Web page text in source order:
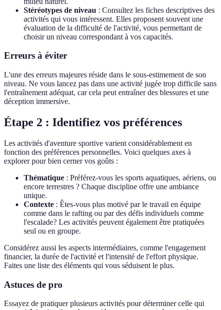
Stéréotypes de niveau : Consultez les fiches descriptives des
activités qui vous intéressent. Elles proposent souvent une
évaluation de la difficulté de l'activité, vous permettant de
choisir un niveau correspondant à vos capacités.
Erreurs à éviter
L'une des erreurs majeures réside dans le sous-estimement de son
niveau. Ne vous lancez pas dans une activité jugée trop difficile sans
l'entraînement adéquat, car cela peut entraîner des blessures et une
déception immersive.
Étape 2 : Identifiez vos préférences
Les activités d'aventure sportive varient considérablement en
fonction des préférences personnelles. Voici quelques axes à
explorer pour bien cerner vos goûts :
Thématique : Préférez-vous les sports aquatiques, aériens, ou
encore terrestres ? Chaque discipline offre une ambiance
unique.
Contexte : Êtes-vous plus motivé par le travail en équipe
comme dans le rafting ou par des défis individuels comme
l'escalade? Les activités peuvent également être pratiquées
seul ou en groupe.
Considérez aussi les aspects intermédiaires, comme l'engagement
financier, la durée de l'activité et l'intensité de l'effort physique.
Faites une liste des éléments qui vous séduisent le plus.
Astuces de pro
Essayez de pratiquer plusieurs activités pour déterminer celle qui